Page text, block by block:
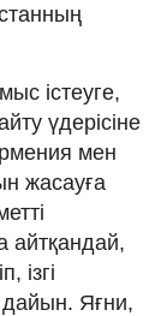
істеуге,
үдерісіне
мен
жасауға
айтқандай,
ізгі
дайын. Яғни,